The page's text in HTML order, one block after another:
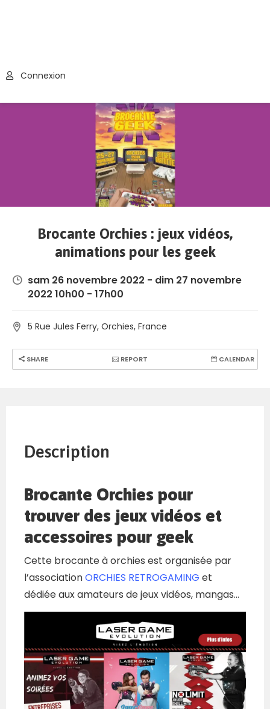
Connexion
Brocante Orchies : jeux vidéos,
animations pour les geek
sam 26 novembre 2022 - dim 27 novembre
2022 10h00 - 17h00
5 Rue Jules Ferry, Orchies, France
SHARE REPORT CALENDAR
Description
Brocante Orchies pour
trouver des jeux vidéos et
accessoires pour geek
Cette brocante à orchies est organisée par
l’associationORCHIES RETROGAMING et
dédiée aux amateurs de jeux vidéos, mangas…